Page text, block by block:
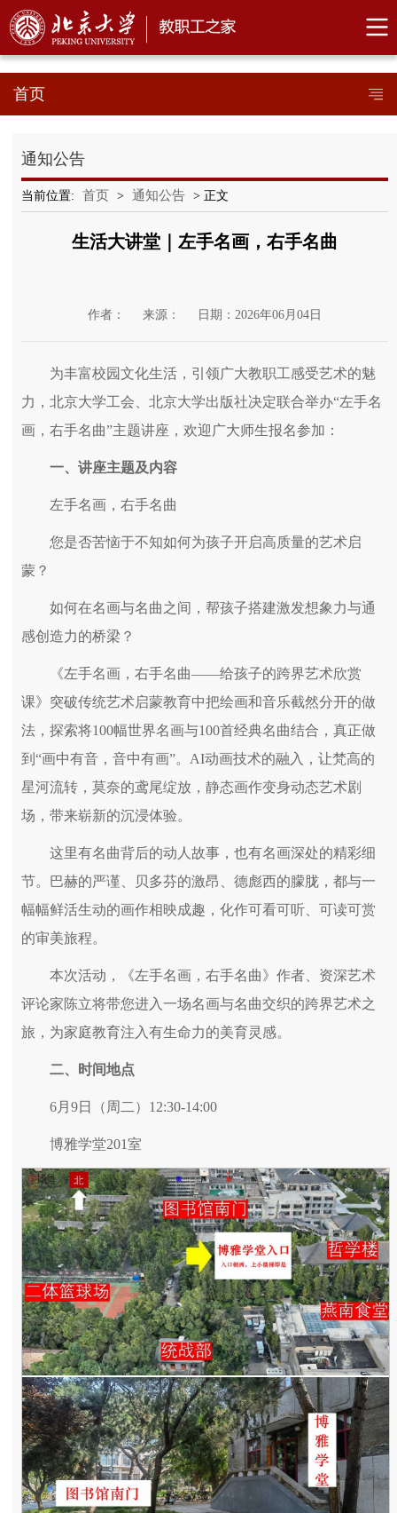
首页
通知公告
当前位置: 首页 > 通知公告 > 正文
生活大讲堂｜左手名画，右手名曲
作者： 来源： 日期：2026年06月04日
为丰富校园文化生活，引领广大教职工感受艺术的魅
力，北京大学工会、北京大学出版社决定联合举办“左手名
画，右手名曲”主题讲座，欢迎广大师生报名参加：
一、讲座主题及内容
左手名画，右手名曲
您是否苦恼于不知如何为孩子开启高质量的艺术启
蒙？
如何在名画与名曲之间，帮孩子搭建激发想象力与通
感创造力的桥梁？
《左手名画，右手名曲——给孩子的跨界艺术欣赏
课》突破传统艺术启蒙教育中把绘画和音乐截然分开的做
法，探索将100幅世界名画与100首经典名曲结合，真正做
到“画中有音，音中有画”。AI动画技术的融入，让梵高的
星河流转，莫奈的鸢尾绽放，静态画作变身动态艺术剧
场，带来崭新的沉浸体验。
这里有名曲背后的动人故事，也有名画深处的精彩细
节。巴赫的严谨、贝多芬的激昂、德彪西的朦胧，都与一
幅幅鲜活生动的画作相映成趣，化作可看可听、可读可赏
的审美旅程。
本次活动，《左手名画，右手名曲》作者、资深艺术
评论家陈立将带您进入一场名画与名曲交织的跨界艺术之
旅，为家庭教育注入有生命力的美育灵感。
二、时间地点
6月9日（周二）12:30-14:00
博雅学堂201室